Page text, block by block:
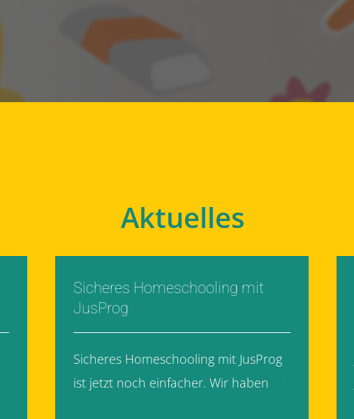
Aktuelles
Sicheres Homeschooling mit
JusProg
Sicheres Homeschooling mit JusProg
ist jetzt noch einfacher. Wir haben